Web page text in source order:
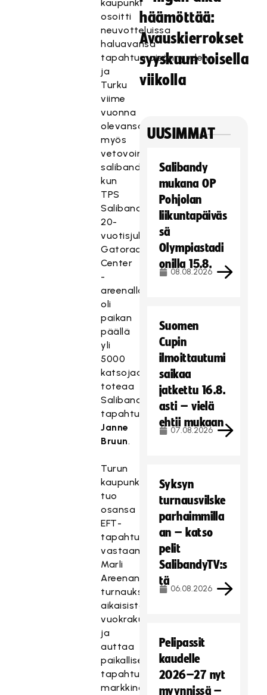
kaupunki
osoitti
neuvotteluissa
haluavansa
tapahtumaisännyyden
ja
Turku
viime
vuonna
olevansa
myös
vetovoimainen
salibandykaupunki,
kun
TPS
Salibandyn
20-
vuotisjuhlaottelussa
Gatorade
Center
-
areenalla
oli
paikan
päällä
yli
5000
katsojaa,
toteaa
Salibandyliiton
tapahtumapäällikkö
Janne
Bruun.
Turun
kaupunki
tuo
osansa
EFT-
tapahtumaan
vastaamalla
Marli
Areenan
turnauksen
aikaisista
vuokrakuluista
ja
auttaa
paikallisesti
tapahtuman
markkinoinnissa.
häämöttää:
Avauskierrokset
syyskuun toisella
viikolla
UUSIMMAT
Salibandy
mukana OP
Pohjolan
liikuntapäiväs
sä
Olympiastadi
onilla 15.8.
08.08.2026
Suomen
Cupin
ilmoittautumi
saikaa
jatkettu 16.8.
asti – vielä
ehtii mukaan
07.08.2026
Syksyn
turnausvilske
parhaimmilla
an – katso
pelit
SalibandyTV:s
tä
06.08.2026
Pelipassit
kaudelle
2026–27 nyt
myynnissä –